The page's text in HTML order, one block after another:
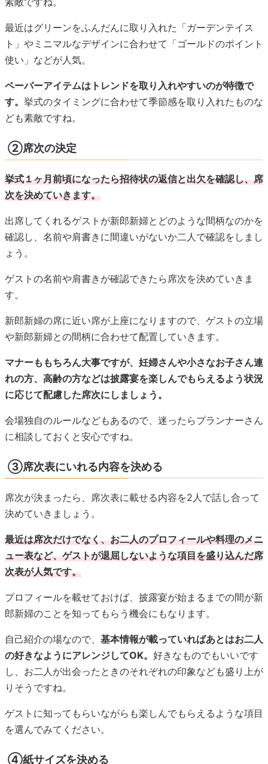
ども素敵ですね。
②席次の決定
挙式１ヶ月前頃になったら招待状の返信と出欠を確認し、席
次を決めていきます。
出席してくれるゲストが新郎新婦とどのような間柄なのかを
確認し、名前や肩書きに間違いがないか二人で確認をしまし
ょう。
す。
や新郎新婦との間柄に合わせて配置していきます。
マナーももちろん大事ですが、妊婦さんや小さなお子さん連
に応じて配慮した席次にしましょう。
に相談しておくと安心ですね。
③席次表にいれる内容を決める
席次が決まったら、席次表に載せる内容を2人で話し合って
決めていきましょう。
最近は席次だけでなく、お二人のプロフィールや料理のメニ
ュー表など、ゲストが退屈しないような項目を盛り込んだ席
次表が人気です。
郎新婦のことを知ってもらう機会にもなります。
の好きなようにアレンジしてOK。好きなものでもいいです
し、お二人が出会ったときのそれぞれの印象なども盛り上が
りそうですね。
ゲストに知ってもらいながらも楽しんでもらえるような項目
を選んでみてください。
④紙サイズを決める
読みやすさを重視する上で紙のサイズはとても重要です。
A4（210×297mm）